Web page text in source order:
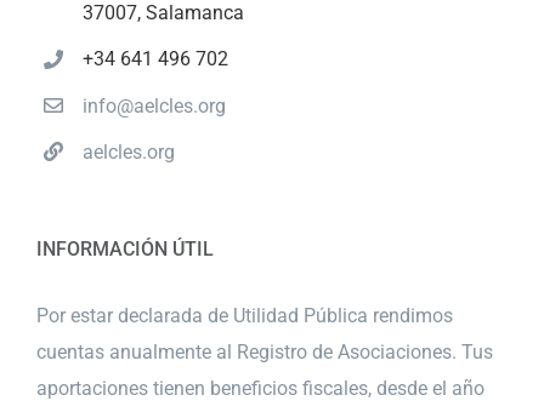
37007, Salamanca
+34 641 496 702
info@aelcles.org
aelcles.org
INFORMACIÓN ÚTIL
Por estar declarada de Utilidad Pública rendimos
cuentas anualmente al Registro de Asociaciones. Tus
aportaciones tienen beneficios fiscales, desde el año